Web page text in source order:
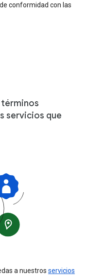
conformidad con las
servicios que
a nuestros servicios